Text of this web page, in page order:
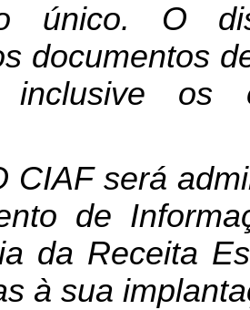
único. O
documentos
inclusive os
CIAF será
de
da Receita
à sua